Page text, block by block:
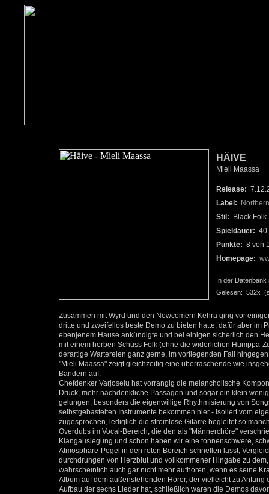
HÄIVE
Mieli Maassa
Release:
Label:
Stil: Black Folk
Spieldauer: 40
Punkte: 8 von
Homepage:
In der Datenbank
Gelesen: 532x
Zusammen mit Wyrd und den Newcomern Kehrä ging vor
dritte und zweifellos beste Demo zu bieten hatte, dafür aber im
ebenjenem Hause ankündigte und bei einigen sicherlich den
mit einem herben Schuss Folk (ohne die widerlichen Humppa-
derartige Wartereien ganz gerne, im vorliegenden Fall
"Mieli Maassa" zeigt gleichzeitig eine überraschende wie
Bändern auf.
Chefdenker Varjoselu hat vorrangig die melancholische
Druck, mehr nachdenkliche Passagen und sogar ein klein
gelungen, besonders die eigenwillige Rhythmisierung von
selbstgebastelten Instrumente bekommen hier - isoliert vom
zugesprochen, lediglich die stromlose Gitarre begleitet so
Overdubs im Vocal-Bereich, die den als "Männerchöre"
Klangauslegung und schon haben wir eine tonnenschwere,
Atmosphäre-Pegel in den roten Bereich schnellen lässt;
durchdrungen von Herzblut und vollkommener Hingabe zu
wahrscheinlich auch gar nicht mehr aufhören, wenn es seine
Album auf dem außenstehenden Hörer, der vielleicht zu
Aufbau der sechs Lieder hat, schließlich waren die Demos